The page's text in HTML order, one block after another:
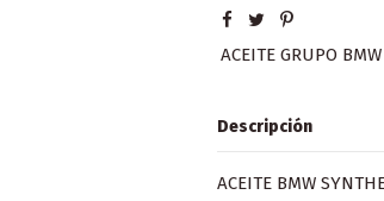
ACEITE GRUPO BMW
Descripción
ACEITE BMW